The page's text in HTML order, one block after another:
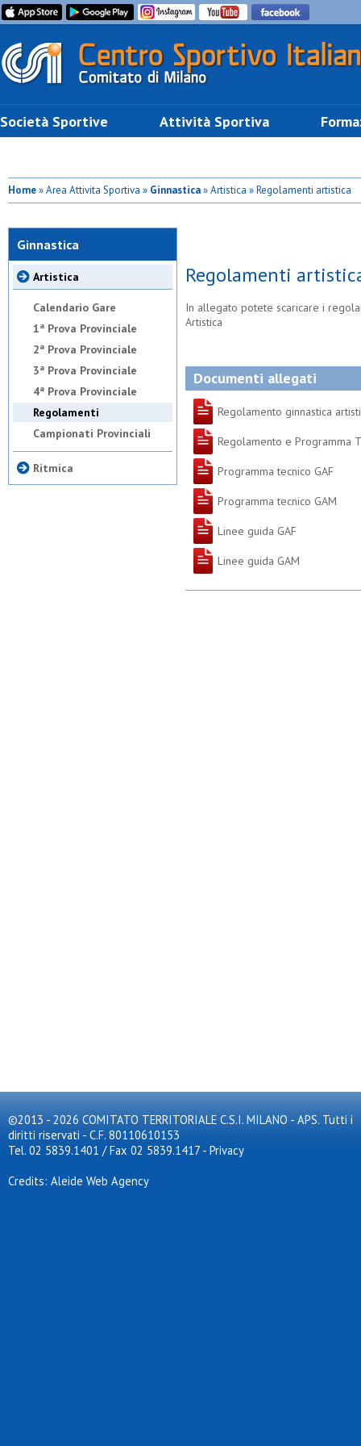
Società Sportive Attività Sportiva
Home» Area Attivita Sportiva » Ginnastica» Artistica » Regolamenti artistica
Ginnastica
Artistica
Calendario Gare
1ª Prova Provinciale
2ª Prova Provinciale
3ª Prova Provinciale
4ª Prova Provinciale
Regolamenti
Campionati Provinciali
Ritmica
Regolamenti
In allegato potete scaricare i
Artistica
Documenti allegati
Regolamento ginnastica
Regolamento e Programma
Programma tecnico GAF
Programma tecnico GAM
Linee guida GAF
Linee guida GAM
©2013 - 2026 COMITATO TERRITORIALE C.S.I. MILANO - APS. Tutti i
diritti riservati - C.F. 80110610153
Tel. 02 5839.1401 / Fax 02 5839.1417 - Privacy
Credits: Aleide Web Agency